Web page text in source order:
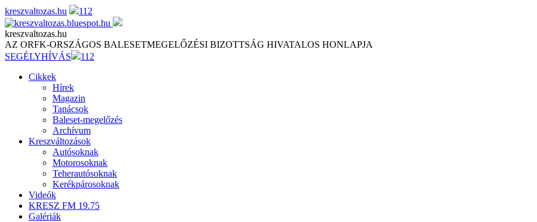
Skip
to
content
kreszvaltozas.hu 112
kreszvaltozas.hu
AZ ORFK-ORSZÁGOS BALESETMEGELŐZÉSI BIZOTTSÁG HIVATALOS HONLAPJA
SEGÉLYHÍVÁS
112
Cikkek
Hírek
Magazin
Tanácsok
Baleset-megelőzés
Archívum
Kreszváltozások
Autósoknak
Motorosoknak
Teherautósoknak
Kerékpárosoknak
Videók
KRESZ FM 19.75
Galériák